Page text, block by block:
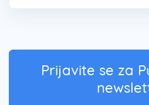
Prijavite se za